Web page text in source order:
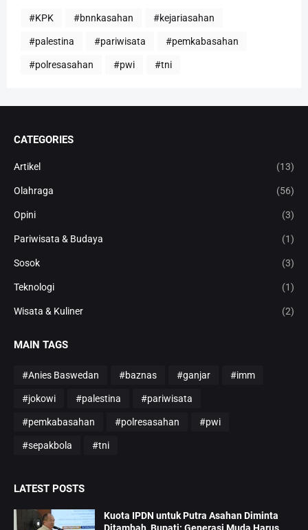
#KPK #bnnkasahan #kejariasahan
#palestina #pariwisata #pemkabasahan
#polresasahan #pwi #tni
CATEGORIES
Artikel (13)
Olahraga (56)
Opini (3)
Pariwisata & Budaya (1)
Sosok (3)
Teknologi (1)
Wisata & Kuliner (2)
MAIN TAGS
#Anies Baswedan #baznas #ganjar #imm
#jokowi #palestina #pariwisata
#pemkabasahan #polresasahan #pwi
#sepakbola #tni
LATEST POSTS
Kuota IPDN untuk Putra Asahan Diminta